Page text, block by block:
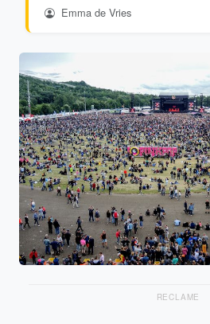
Emma de Vries
RECLAME